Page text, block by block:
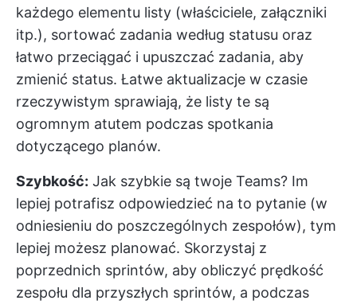
każdego elementu listy (właściciele, załączniki
itp.), sortować zadania według statusu oraz
łatwo przeciągać i upuszczać zadania, aby
zmienić status. Łatwe aktualizacje w czasie
rzeczywistym sprawiają, że listy te są
ogromnym atutem podczas spotkania
dotyczącego planów.
Szybkość: Jak szybkie są twoje Teams? Im
lepiej potrafisz odpowiedzieć na to pytanie (w
odniesieniu do poszczególnych zespołów), tym
lepiej możesz planować. Skorzystaj z
poprzednich sprintów, aby obliczyć prędkość
zespołu dla przyszłych sprintów, a podczas